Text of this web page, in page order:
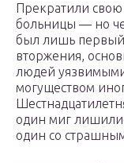
Прекратили свою
больницы — но
был лишь
вторжения,
людей
могуществом
один миг
один со